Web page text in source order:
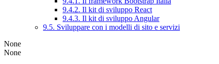
9.4.2. Il kit di sviluppo React
9.4.3. Il kit di sviluppo Angular
9.5. Sviluppare con i modelli di sito e servizi
None
None